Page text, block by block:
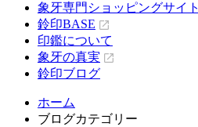
象牙専門ショッピングサイト
鈴印BASE
印鑑について
象牙の真実
鈴印ブログ
ホーム
ブログカテゴリー